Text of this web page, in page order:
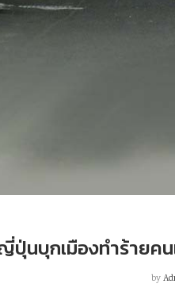
ปุ่นบุกเมืองทำร้ายคน
by